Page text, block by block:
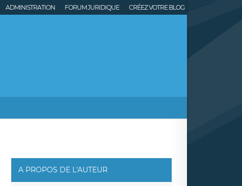
ADMINISTRATION FORUM JURIDIQUE CRÉEZ VOTRE BLOG
A PROPOS DE L'AUTEUR